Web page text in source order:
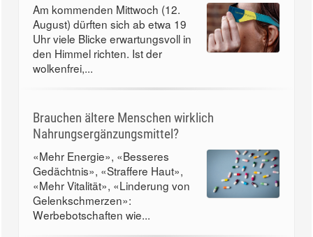
Am kommenden Mittwoch (12.
August) dürften sich ab etwa 19
Uhr viele Blicke erwartungsvoll in
den Himmel richten. Ist der
wolkenfrei,...
Brauchen ältere Menschen wirklich
Nahrungsergänzungsmittel?
«Mehr Energie», «Besseres
Gedächtnis», «Straffere Haut»,
«Mehr Vitalität», «Linderung von
Gelenkschmerzen»:
Werbebotschaften wie...